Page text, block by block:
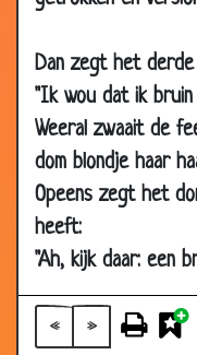
Dan zegt het derde
"Ik wou dat ik bruin
Weeral zwaait de
dom blondje haar
Opeens zegt het
heeft:
"Ah, kijk daar: een
« »
11 Jan 2003
Ferrari
11 Jan 2003
Domme
09 Jan 2003
140
30 Dec 2002 Geld ligt
29 Dec 2002
29 Dec 2002
Koud
25 Dec 2002
IJs
Postbode